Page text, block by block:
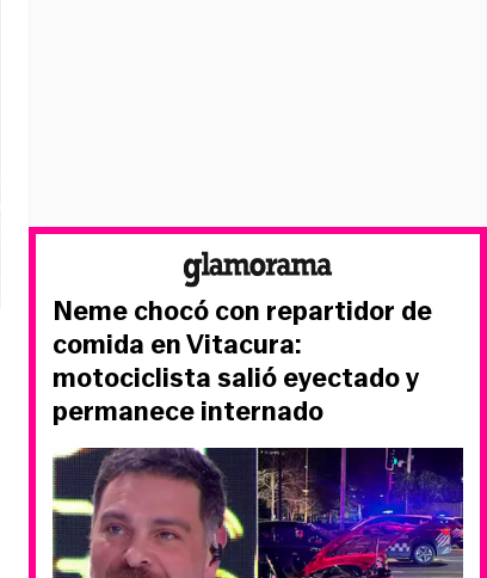
Neme chocó con repartidor de
comida en Vitacura:
motociclista salió eyectado y
permanece internado